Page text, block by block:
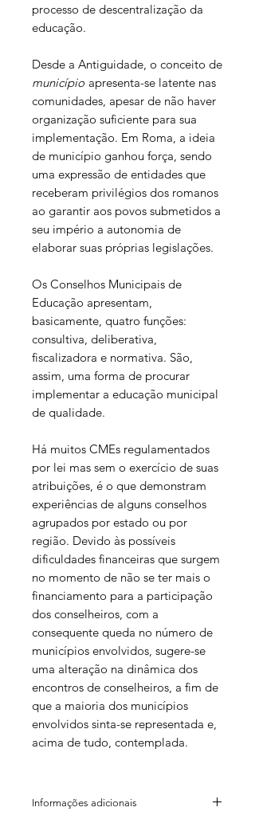
processo de descentralização da
educação.
Desde a Antiguidade, o conceito de
município apresenta-se latente nas
comunidades, apesar de não haver
organização suficiente para sua
implementação. Em Roma, a ideia
de município ganhou força, sendo
uma expressão de entidades que
receberam privilégios dos romanos
ao garantir aos povos submetidos a
seu império a autonomia de
elaborar suas próprias legislações.
Os Conselhos Municipais de
Educação apresentam,
basicamente, quatro funções:
consultiva, deliberativa,
fiscalizadora e normativa. São,
assim, uma forma de procurar
implementar a educação municipal
de qualidade.
Há muitos CMEs regulamentados
por lei mas sem o exercício de suas
atribuições, é o que demonstram
experiências de alguns conselhos
agrupados por estado ou por
região. Devido às possíveis
dificuldades financeiras que surgem
no momento de não se ter mais o
financiamento para a participação
dos conselheiros, com a
consequente queda no número de
municípios envolvidos, sugere-se
uma alteração na dinâmica dos
encontros de conselheiros, a fim de
que a maioria dos municípios
envolvidos sinta-se representada e,
acima de tudo, contemplada.
Informações adicionais